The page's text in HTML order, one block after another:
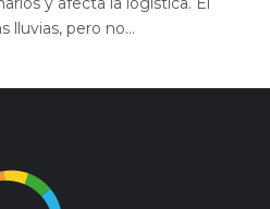
lluvias, pero no...